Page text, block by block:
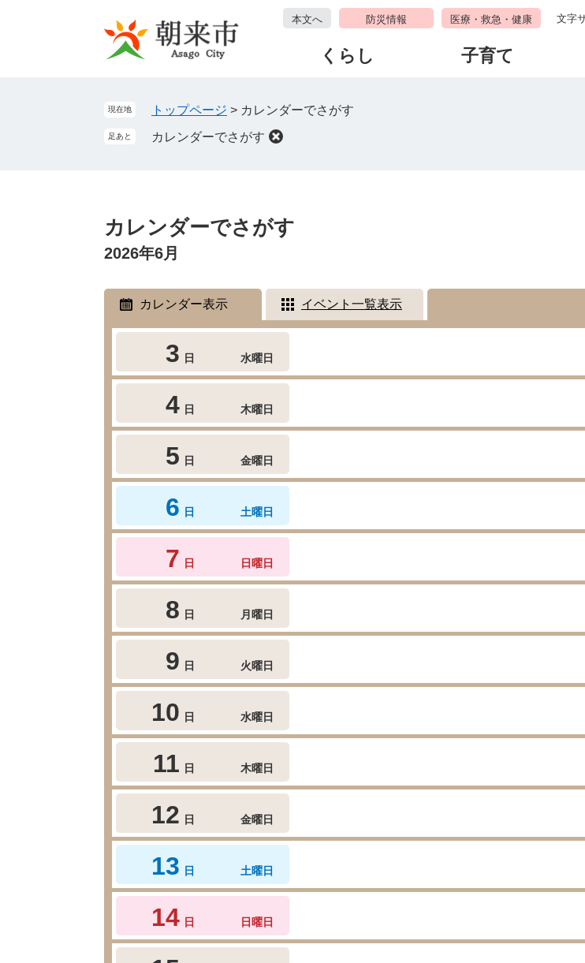
本文へ 防災情報 医療・救急・健康 文字
くらし 子育て
現在地 トップページ > カレンダーでさがす
足あと カレンダーでさがす
文
カレンダーでさがす
2026年6月
カレンダー表示 イベント一覧表示
3 日 水曜日
4 日 木曜日
5 日 金曜日
6 日 土曜日
7 日 日曜日
8 日 月曜日
9 日 火曜日
10 日 水曜日
11 日 木曜日
12 日 金曜日
13 日 土曜日
14 日 日曜日